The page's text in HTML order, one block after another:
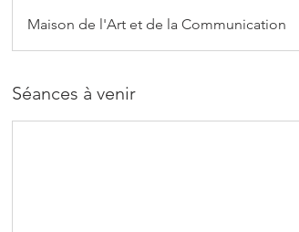
Maison de l'Art et de la Communication
Séances à venir